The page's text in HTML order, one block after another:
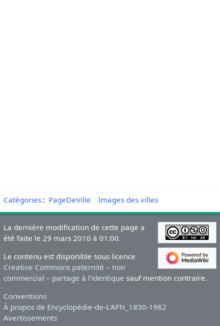
Catégories: PageDeVille Images des villes
La dernière modification de cette page a
été faite le 29 mars 2010 à 01:00.
Le contenu est disponible sous licence
Creative Commons paternité – non
commercial – partage à l’identique sauf mention contraire.
Conventions
À propos de Encyclopédie-de-L'AFN_1830-1962
Avertissements